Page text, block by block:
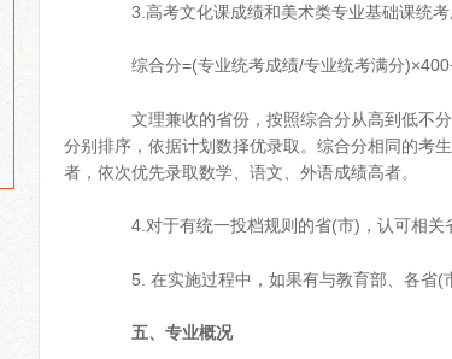
3.高考文化课成绩和美术类专业基础课统考
综合分=(专业统考成绩/专业统考满分
文理兼收的省份，按照综合分从高到低不分
分别排序，依据计划数择优录取。综合分相同的考
者，依次优先录取数学、语文、外语成绩高者。
4.对于有统一投档规则的省(市)，认可相关
5. 在实施过程中，如果有与教育部、各省(
五、专业概况